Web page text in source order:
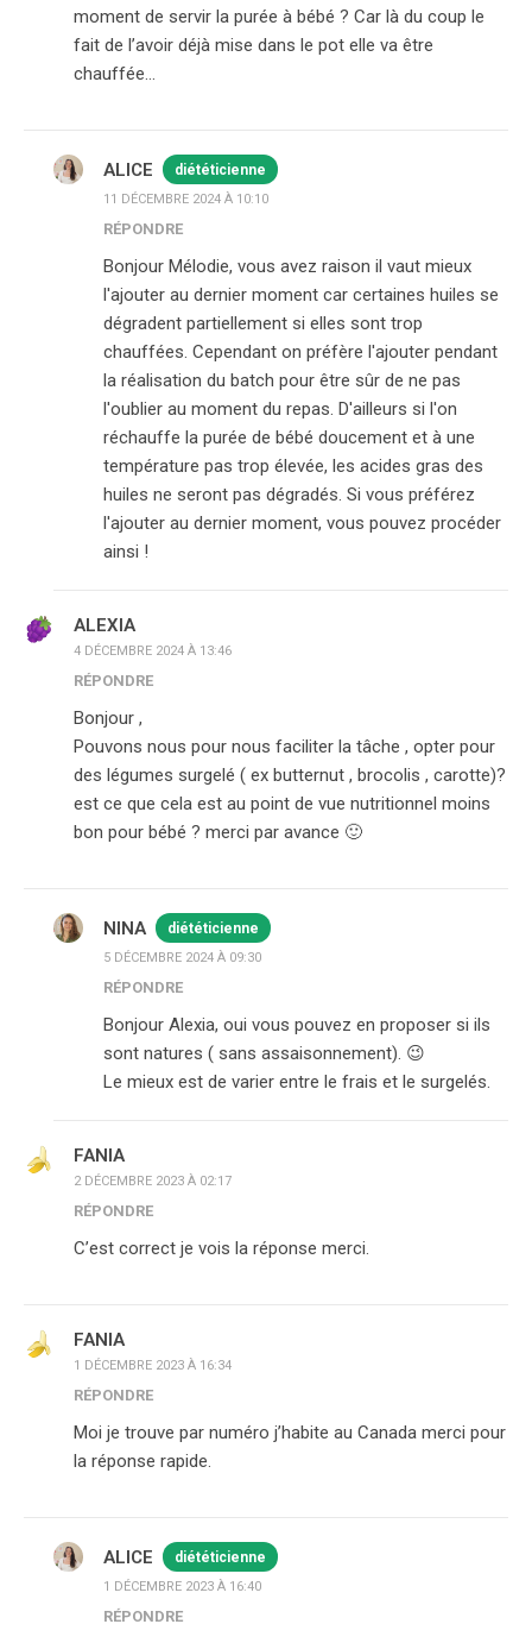
moment de servir la purée à bébé ? Car là du coup le
fait de l’avoir déjà mise dans le pot elle va être
chauffée…
ALICE diététicienne
11 DÉCEMBRE 2024 À 10:10
RÉPONDRE
Bonjour Mélodie, vous avez raison il vaut mieux
l'ajouter au dernier moment car certaines huiles se
dégradent partiellement si elles sont trop
chauffées. Cependant on préfère l'ajouter pendant
la réalisation du batch pour être sûr de ne pas
l'oublier au moment du repas. D'ailleurs si l'on
réchauffe la purée de bébé doucement et à une
température pas trop élevée, les acides gras des
huiles ne seront pas dégradés. Si vous préférez
l'ajouter au dernier moment, vous pouvez procéder
ainsi !
ALEXIA
4 DÉCEMBRE 2024 À 13:46
RÉPONDRE
Bonjour ,
Pouvons nous pour nous faciliter la tâche , opter pour
des légumes surgelé ( ex butternut , brocolis , carotte)?
est ce que cela est au point de vue nutritionnel moins
bon pour bébé ? merci par avance 🙂
NINA diététicienne
5 DÉCEMBRE 2024 À 09:30
RÉPONDRE
Bonjour Alexia, oui vous pouvez en proposer si ils
sont natures ( sans assaisonnement). 😉
Le mieux est de varier entre le frais et le surgelés.
FANIA
2 DÉCEMBRE 2023 À 02:17
RÉPONDRE
C’est correct je vois la réponse merci.
FANIA
1 DÉCEMBRE 2023 À 16:34
RÉPONDRE
Moi je trouve par numéro j’habite au Canada merci pour
la réponse rapide.
ALICE diététicienne
1 DÉCEMBRE 2023 À 16:40
RÉPONDRE